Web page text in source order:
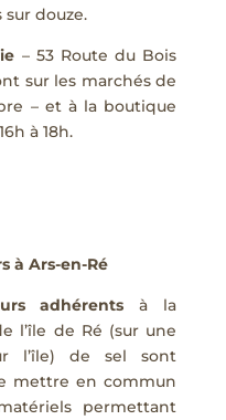
douze.
– 53 Route du Bois
sur les marchés de
– et à la boutique
à 18h.
à Ars-en-Ré
adhérents à la
l’île de Ré (sur une
l’île) de sel sont
mettre en commun
permettant